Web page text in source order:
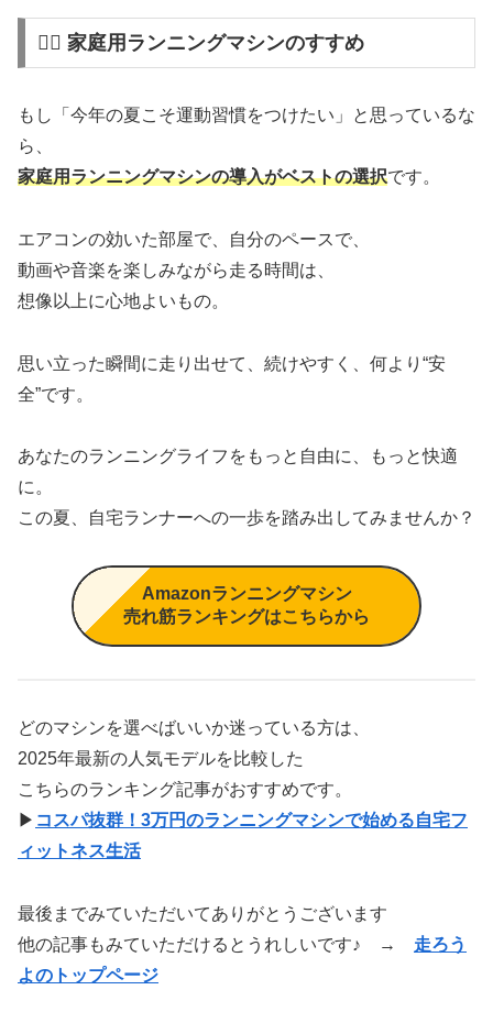
🏃‍♀️ 家庭用ランニングマシンのすすめ
もし「今年の夏こそ運動習慣をつけたい」と思っているな
ら、
家庭用ランニングマシンの導入がベストの選択です。
エアコンの効いた部屋で、自分のペースで、
動画や音楽を楽しみながら走る時間は、
想像以上に心地よいもの。
思い立った瞬間に走り出せて、続けやすく、何より“安
全”です。
あなたのランニングライフをもっと自由に、もっと快適
に。
この夏、自宅ランナーへの一歩を踏み出してみませんか？
Amazonランニングマシン
売れ筋ランキングはこちらから
どのマシンを選べばいいか迷っている方は、
2025年最新の人気モデルを比較した
こちらのランキング記事がおすすめです。
▶ コスパ抜群！3万円のランニングマシンで始める自宅フ
ィットネス生活
最後までみていただいてありがとうございます
他の記事もみていただけるとうれしいです♪ → 走ろう
よのトップページ